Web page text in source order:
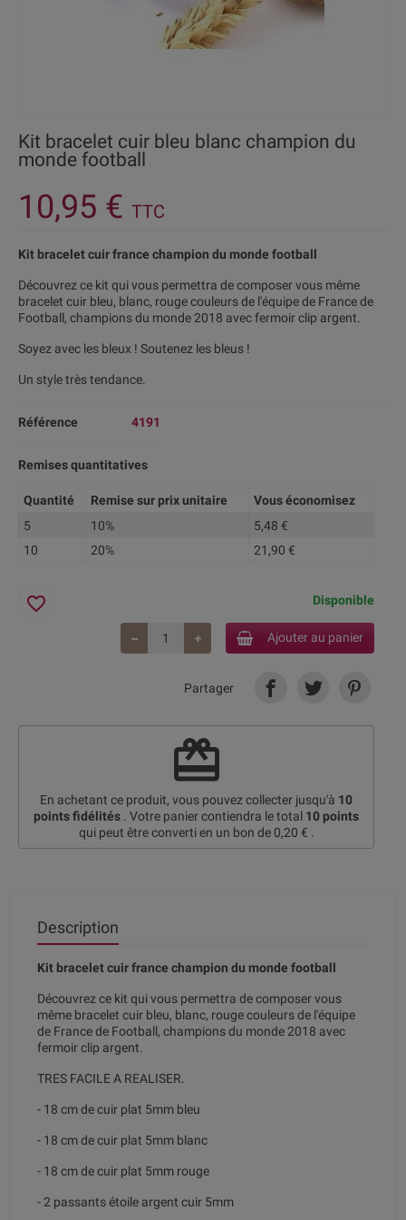
Kit bracelet cuir bleu blanc champion du
monde football
10,95 € TTC
Kit bracelet cuir france champion du monde football
Découvrez ce kit qui vous permettra de composer vous même
bracelet cuir bleu, blanc, rouge couleurs de l'équipe de France de
Football, champions du monde 2018 avec fermoir clip argent.
Soyez avec les bleux ! Soutenez les bleus !
Un style très tendance.
Référence 4191
Remises quantitatives
Quantité Remise sur prix unitaire
Vous économisez
5
10%
5,48 €
10
20% 21,90 €
Disponible
Ajouter au panier
favorite_border
Partager
redeem
En achetant ce produit, vous pouvez collecter jusqu'à 10
points fidélités . Votre panier contiendra le total 10 points
qui peut être converti en un bon de 0,20 € .
Description
Kit bracelet cuir france champion du monde football
Découvrez ce kit qui vous permettra de composer vous
même bracelet cuir bleu, blanc, rouge couleurs de l'équipe
de France de Football, champions du monde 2018 avec
fermoir clip argent.
TRES FACILE A REALISER.
- 18 cm de cuir plat 5mm bleu
- 18 cm de cuir plat 5mm blanc
- 18 cm de cuir plat 5mm rouge
- 2 passants étoile argent cuir 5mm